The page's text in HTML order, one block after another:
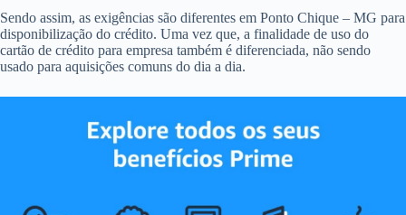
Sendo assim, as exigências são diferentes em Ponto Chique – MG para
disponibilização do crédito. Uma vez que, a finalidade de uso do
cartão de crédito para empresa também é diferenciada, não sendo
usado para aquisições comuns do dia a dia.